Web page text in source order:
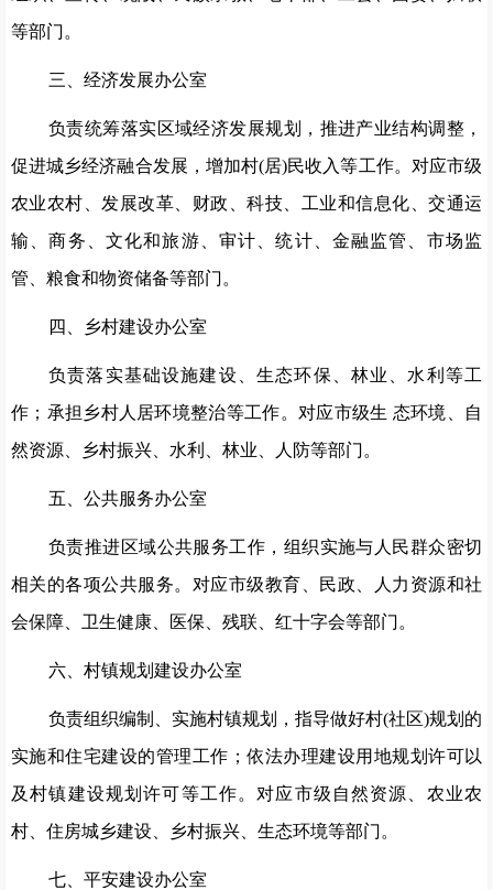
等部门。
三、经济发展办公室
负责统筹落实区域经济发展规划，推进产业结构调整，
促进城乡经济融合发展，增加村(居)民收入等工作。对应市级
农业农村、发展改革、财政、科技、工业和信息化、交通运
输、商务、文化和旅游、审计、统计、金融监管、市场监
管、粮食和物资储备等部门。
四、乡村建设办公室
负责落实基础设施建设、生态环保、林业、水利等工
作；承担乡村人居环境整治等工作。对应市级生 态环境、自
然资源、乡村振兴、水利、林业、人防等部门。
五、公共服务办公室
负责推进区域公共服务工作，组织实施与人民群众密切
相关的各项公共服务。对应市级教育、民政、人力资源和社
会保障、卫生健康、医保、残联、红十字会等部门。
六、村镇规划建设办公室
负责组织编制、实施村镇规划，指导做好村(社区)规划的
实施和住宅建设的管理工作；依法办理建设用地规划许可以
及村镇建设规划许可等工作。对应市级自然资源、农业农
村、住房城乡建设、乡村振兴、生态环境等部门。
七、平安建设办公室